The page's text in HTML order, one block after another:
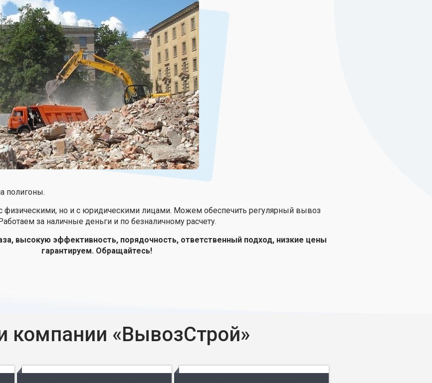
полигоны.
физическими, но и с юридическими лицами. Можем обеспечить регулярный вывоз
за наличные деньги и по безналичному расчету.
высокую эффективность, порядочность, ответственный подход, низкие цены
гарантируем. Обращайтесь!
компании «ВывозСтрой»